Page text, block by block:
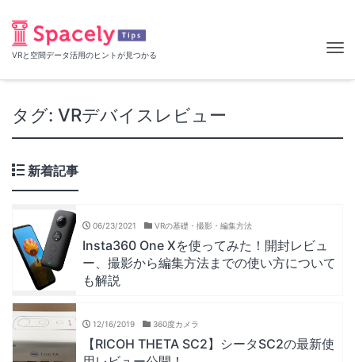
VRと空間データ活用のヒントが見つかる
タグ: VRデバイスレビュー
新着記事
06/23/2021 VRの基礎・撮影・編集方法
Insta360 One Xを使ってみた！開封レビュ
ー、撮影から編集方法までの使い方について
も解説
12/16/2019 360度カメラ
【RICOH THETA SC2】シータSC2の最新使